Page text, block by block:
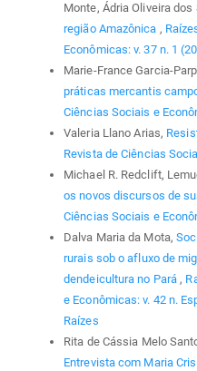
Monte, Ádria Oliveira
região Amazônica ,
Econômicas: v. 37 n. 1
Marie-France Garcia-
práticas mercantis
Ciências Sociais e
Valeria Llano Arias,
Revista de Ciências
Michael R. Redclift,
os novos discursos de
Ciências Sociais e
Dalva Maria da Mota,
rurais sob o afluxo de
dendeicultura no Pará,
e Econômicas: v. 42 n.
Raízes
Rita de Cássia Melo
Entrevista com Maria